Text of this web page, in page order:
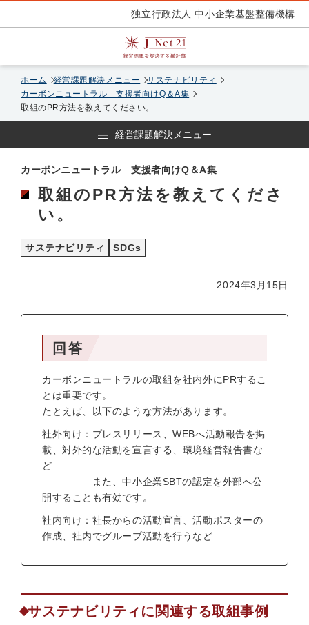
独立行政法人 中小企業基盤整備機構
ホーム 経営課題解決メニュー
サステナビリティ
カーボンニュートラル 支援者向けQ＆A集
取組のPR方法を教えてください。
経営課題解決メニュー
カーボンニュートラル 支援者向けQ＆A集
取組のPR方法を教えてくださ
い。
サステナビリティ SDGs
2024年3月15日
回答
カーボンニュートラルの取組を社内外にPRするこ
とは重要です。
たとえば、以下のような方法があります。
社外向け：プレスリリース、WEBへ活動報告を掲
載、対外的な活動を宣言する、環境経営報告書な
ど
また、中小企業SBTの認定を外部へ公
開することも有効です。
社内向け：社長からの活動宣言、活動ポスターの
作成、社内でグループ活動を行うなど
サステナビリティに関連する取組事例